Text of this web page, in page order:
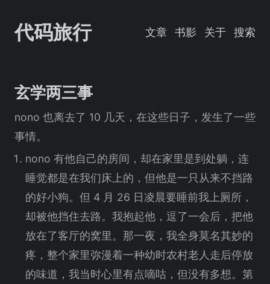
代码旅行 文章 书影 关于 搜索
玄学两三事
nono 也离去了 10 几天，在这些日子，发生了一些
事情。
nono 有他自己的房间，却在家里是到处躺，连
睡觉都是在我们床上的，但他是一只从来不挡路
的好小狗。但 4 月 26 日凌晨要睡前我上厕所，
却被他挡住去路。我抱起他，逗了一会后，把他
放在了客厅的窝里。那一夜，我全身莫名其妙的
疼，整个家里弥漫着一种幼时农村老人走后停放
的味道，我当时心里有点嘀咕，但没有多想。第